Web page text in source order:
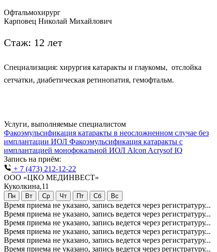
Офтальмохирург
Карповец Николай Михайлович
Стаж: 12 лет
Специализация: хирургия катаракты и глаукомы, отслойка
сетчатки, диабетическая ретинопатия, гемофтальм.
Услуги, выполняемые специалистом
Факоэмульсификация катаракты в неосложненном случае без
имплантации ИОЛ Факоэмульсификация катаракты с
имплантацией монофокальной ИОЛ Alcon Acrysof IQ
Запись на приём:
+ 7 (473) 212-12-22
ООО «ЦКО МЕДИНВЕСТ»
Куколкина,11
Пн Вт Ср Чт Пт Сб Вс
Время приема не указано, запись ведется через регистратуру...
Время приема не указано, запись ведется через регистратуру...
Время приема не указано, запись ведется через регистратуру...
Время приема не указано, запись ведется через регистратуру...
Время приема не указано, запись ведется через регистратуру...
Время приема не указано, запись ведется через регистратуру...